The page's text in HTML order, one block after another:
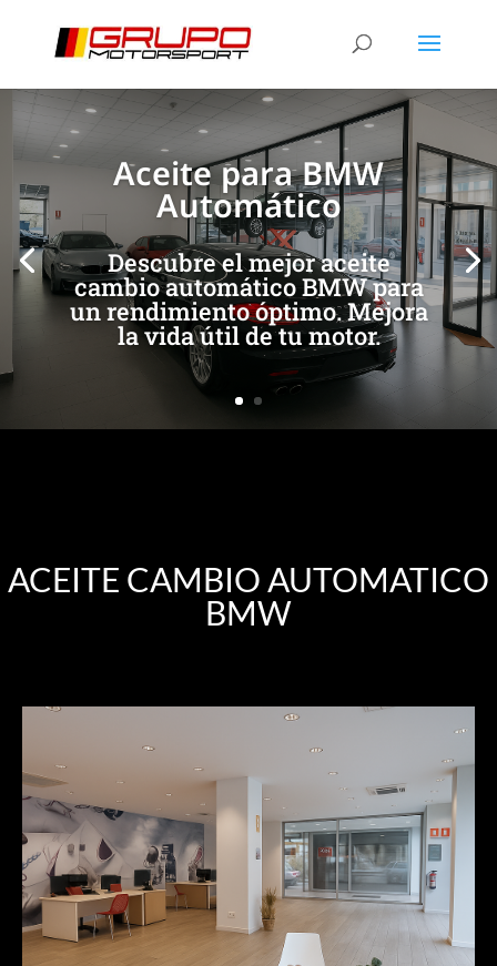
Aceite para BMW
Automático
Descubre el mejor aceite
cambio automático BMW para
un rendimiento óptimo. Mejora
la vida útil de tu motor.
[/et_pb_slide] [/et_pb_slide]
ACEITE CAMBIO AUTOMATICO
BMW